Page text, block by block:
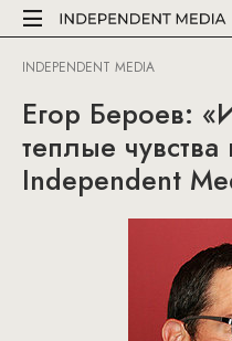
INDEPENDENT MEDIA
Егор Бероев:
теплые чувства
Independent